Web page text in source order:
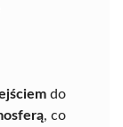
do
, co